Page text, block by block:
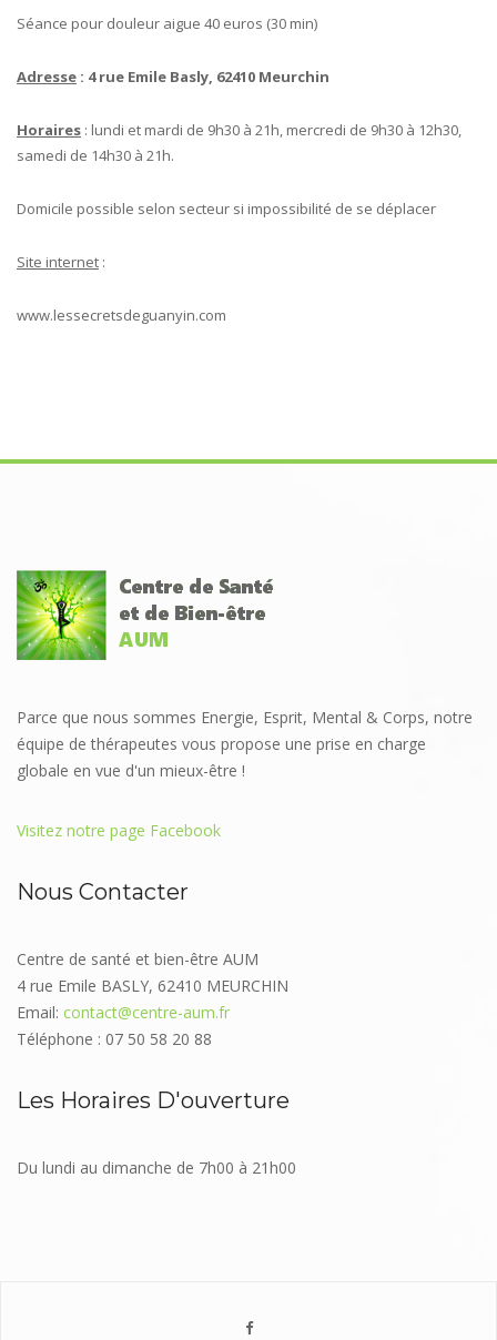
Séance pour douleur aigue 40 euros (30 min)
Adresse : 4 rue Emile Basly, 62410 Meurchin
Horaires : lundi et mardi de 9h30 à 21h, mercredi de 9h30 à 12h30,
samedi de 14h30 à 21h.
Domicile possible selon secteur si impossibilité de se déplacer
Site internet :
www.lessecretsdeguanyin.com
Parce que nous sommes Energie, Esprit, Mental & Corps, notre
équipe de thérapeutes vous propose une prise en charge
globale en vue d'un mieux-être !
Visitez notre page Facebook
Nous Contacter
Centre de santé et bien-être AUM
4 rue Emile BASLY, 62410 MEURCHIN
Email: contact@centre-aum.fr
Téléphone : 07 50 58 20 88
Les Horaires D'ouverture
Du lundi au dimanche de 7h00 à 21h00